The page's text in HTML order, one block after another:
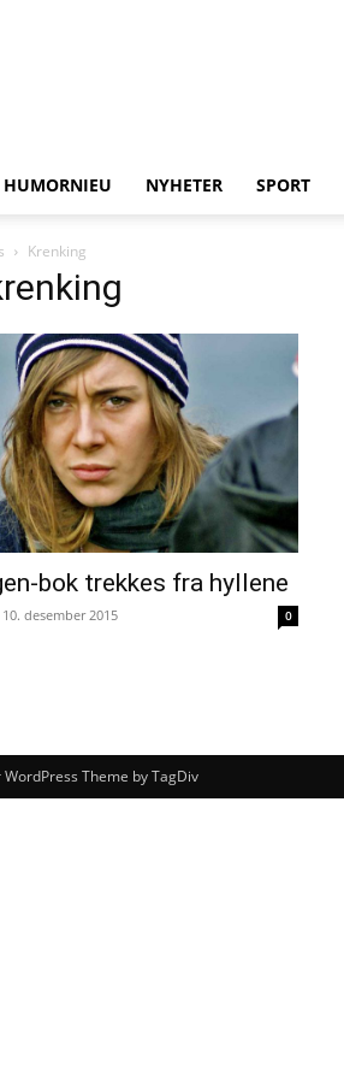
HUMORNIEU NYHETER SPORT
Krenking
bok trekkes fra hyllene
10. desember 2015 0
Theme by TagDiv